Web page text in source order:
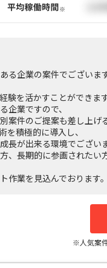
る企業の案件でございます
験を活かすことができます
企業ですので、
案件のご提案も差し上げ
を積極的に導入し、
長が出来る環境でございま
、長期的に参画されたい
作業を見込んでおります。
※人気案